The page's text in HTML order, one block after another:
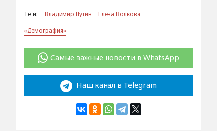
Теги: Владимир Путин
Елена Волкова
«Демография»
Самые важные новости в WhatsApp
Наш канал в Telegram